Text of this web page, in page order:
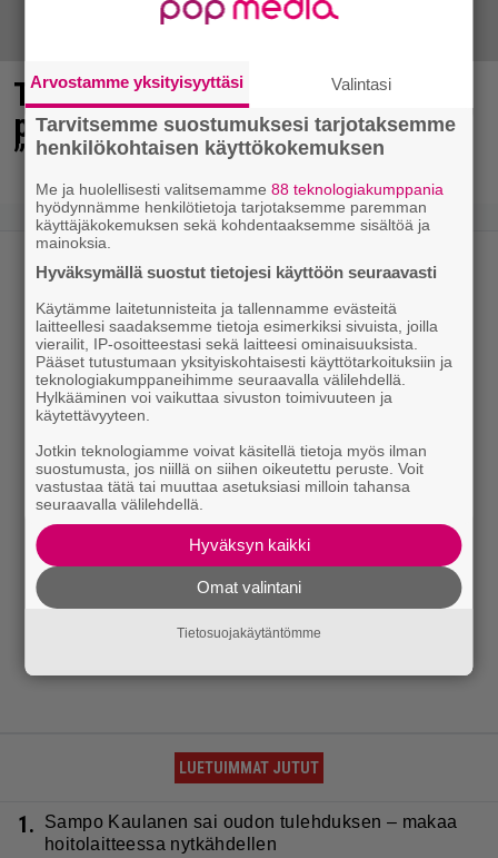
Tältä näyttää Vappu Pimiän
perhelomalla Portugalissa –
”Kaunis mekko”
LUETUIMMAT JUTUT
1.
Sampo Kaulanen sai oudon tulehduksen – makaa
hoitolaitteessa nytkähdellen
Arvostamme yksityisyyttäsi Valintasi
Tarvitsemme suostumuksesi tarjotaksemme
henkilökohtaisen käyttökokemuksen
Me ja huolellisesti valitsemamme88 teknologiakumppania
hyödynnämme henkilötietoja tarjotaksemme paremman
käyttäjäkokemuksen sekä kohdentaaksemme sisältöä ja
mainoksia.
Hyväksymällä suostut tietojesi käyttöön seuraavasti
Käytämme laitetunnisteita ja tallennamme evästeitä
laitteellesi saadaksemme tietoja esimerkiksi sivuista, joilla
vierailit, IP-osoitteestasi sekä laitteesi ominaisuuksista.
Pääset tutustumaan yksityiskohtaisesti käyttötarkoituksiin ja
teknologiakumppaneihimme seuraavalla välilehdellä.
Hylkääminen voi vaikuttaa sivuston toimivuuteen ja
käytettävyyteen.
Jotkin teknologiamme voivat käsitellä tietoja myös ilman
suostumusta, jos niillä on siihen oikeutettu peruste. Voit
vastustaa tätä tai muuttaa asetuksiasi milloin tahansa
seuraavalla välilehdellä.
Hyväksyn kaikki
Omat valintani
Tietosuojakäytäntömme